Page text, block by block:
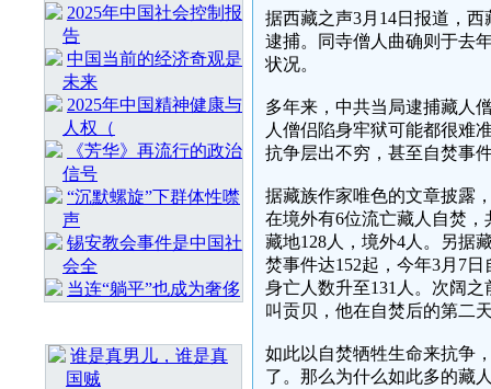
2025年中国社会控制报
告
中国当前的经济奇观是
未来
2025年中国精神健康与
人权（
《芳华》再流行的政治
信号
“沉默螺旋”下群体性噤
声
锡安教会事件是中国社
会全
当连“躺平”也成为奢侈
谁是真男儿，谁是真
国贼
据西藏之声3月14日报道，
逮捕。同寺僧人曲确则于去
状况。
多年来，中共当局逮捕藏人
人僧侣陷身牢狱可能都很难
抗争层出不穷，甚至自焚事
据藏族作家唯色的文章披露
在境外有6位流亡藏人自焚，
藏地128人，境外4人。另据
焚事件达152起，今年3月7
身亡人数升至131人。次阔
叫贡贝，他在自焚后的第二
如此以自焚牺牲生命来抗争
了。那么为什么如此多的藏